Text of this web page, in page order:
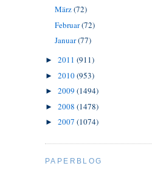
März(72)
Februar(72)
Januar(77)
► 2011 (911)
► 2010(953)
► 2009 (1494)
► 2008 (1478)
► 2007 (1074)
PAPERBLOG